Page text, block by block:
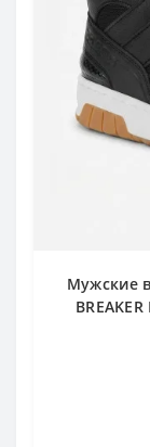
Мужские